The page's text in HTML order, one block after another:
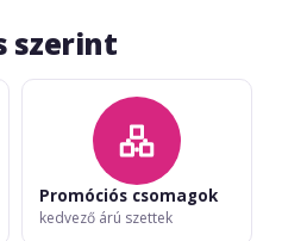
szerint
Promóciós csomagok
kedvező árú szettek